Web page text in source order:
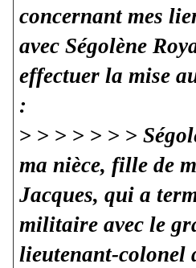
concernant mes
avec Ségolène
effectuer la mise
:
> > > > > > >
ma nièce, fille de
Jacques, qui a
militaire avec le
lieutenant-